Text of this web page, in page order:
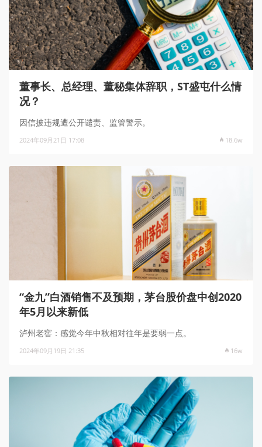
董事长、总经理、董秘集体辞职，ST盛屯什么情
况？
因信披违规遭公开谴责、监管警示。
2024年09月21日 17:08 18.6w
“金九”白酒销售不及预期，茅台股价盘中创2020
年5月以来新低
泸州老窖：感觉今年中秋相对往年是要弱一点。
2024年09月19日 21:35 16w